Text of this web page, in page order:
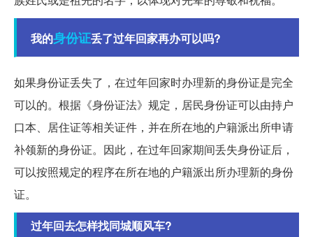
我的身份证丢了过年回家再办可以吗?
如果身份证丢失了，在过年回家时办理新的身份证是完全
可以的。根据《身份证法》规定，居民身份证可以由持户
口本、居住证等相关证件，并在所在地的户籍派出所申请
补领新的身份证。因此，在过年回家期间丢失身份证后，
可以按照规定的程序在所在地的户籍派出所办理新的身份
证。
过年回去怎样找同城顺风车?